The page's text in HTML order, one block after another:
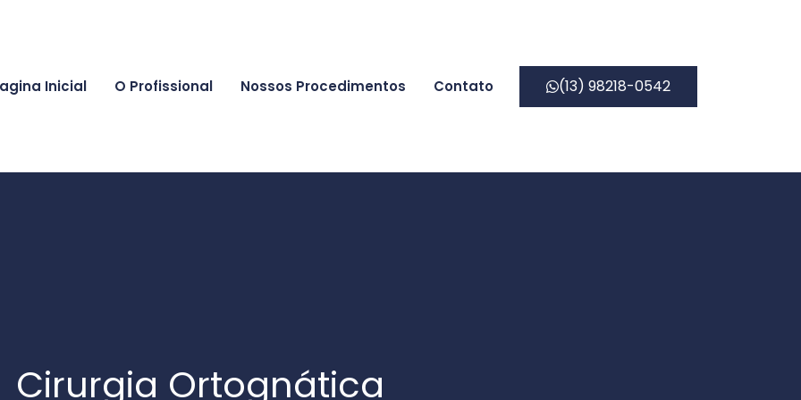
Inicial O Profissional Nossos Procedimentos Contato (13) 98218-0542
Cirurgia Ortognática